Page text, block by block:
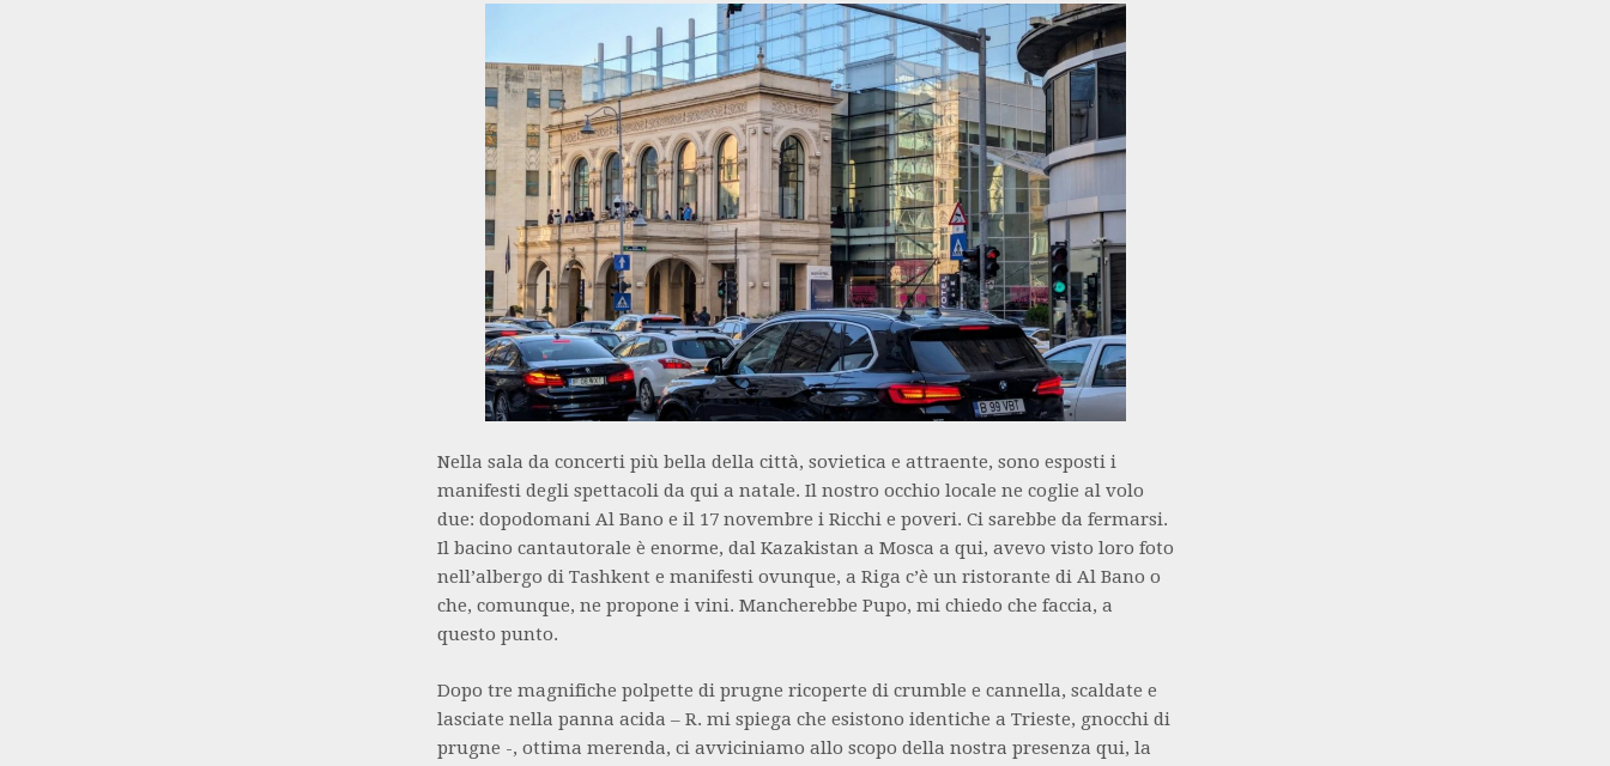
Nella sala da concerti più bella della città, sovietica e attraente, sono esposti i
manifesti degli spettacoli da qui a natale. Il nostro occhio locale ne coglie al volo
due: dopodomani Al Bano e il 17 novembre i Ricchi e poveri. Ci sarebbe da fermarsi.
Il bacino cantautorale è enorme, dal Kazakistan a Mosca a qui, avevo visto loro foto
nell’albergo di Tashkent e manifesti ovunque, a Riga c’è un ristorante di Al Bano o
che, comunque, ne propone i vini. Mancherebbe Pupo, mi chiedo che faccia, a
questo punto.
Dopo tre magnifiche polpette di prugne ricoperte di crumble e cannella, scaldate e
lasciate nella panna acida – R. mi spiega che esistono identiche a Trieste, gnocchi di
prugne -, ottima merenda, ci avviciniamo allo scopo della nostra presenza qui, la